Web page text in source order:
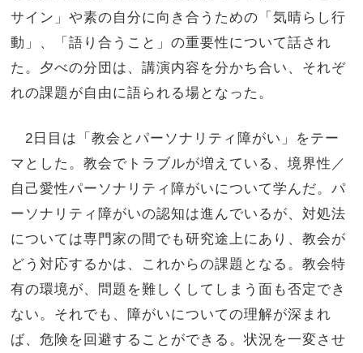
サイン」や素の自分に向き合うための「気晴らし行
動」、「語り合うこと」の重要性について話され
た。夕べの分団は、講演内容を分かち合い、それぞ
れの課題が自由に語られる場となった。
2日目は「教会とパーソナリティ障がい」をテー
マとした。教会でトラブルが増えている、境界性／
自己愛性パーソナリティ障がいについて学んだ。パ
ーソナリティ障がいの認知は進んでいるが、対処法
については専門家の間でも研究途上にあり、教会が
どう対応するかは、これからの課題となる。教会特
有の環境が、問題を難しくしてしまう面も否定でき
ない。それでも、障がいについての理解が深まれ
ば、危険を回避することができる。状況を一変させ